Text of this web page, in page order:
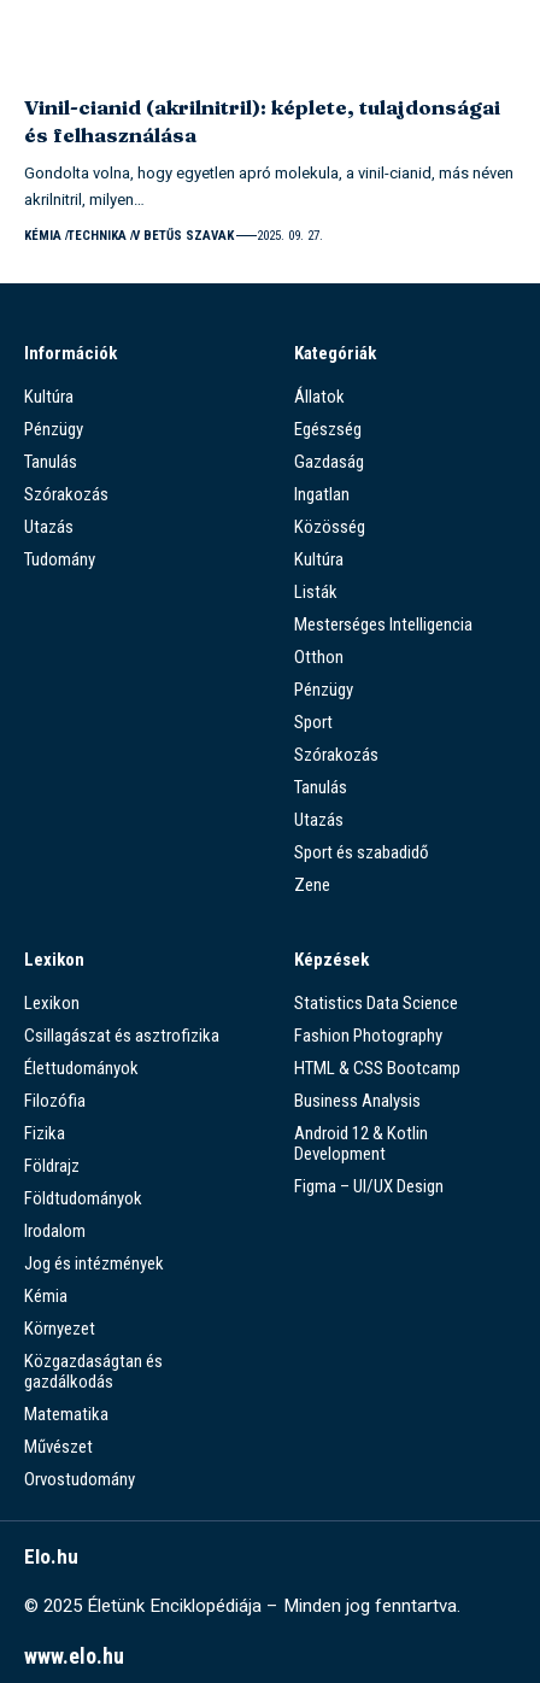
Vinil-cianid (akrilnitril): képlete, tulajdonságai
és felhasználása
Gondolta volna, hogy egyetlen apró molekula, a vinil-cianid, más néven
akrilnitril, milyen…
KÉMIA TECHNIKA V BETŰS SZAVAK 2025. 09. 27.
Információk
Kultúra
Pénzügy
Tanulás
Szórakozás
Utazás
Tudomány
Kategóriák
Állatok
Egészség
Gazdaság
Ingatlan
Közösség
Kultúra
Listák
Mesterséges Intelligencia
Otthon
Pénzügy
Sport
Szórakozás
Tanulás
Utazás
Sport és szabadidő
Zene
Lexikon
Lexikon
Csillagászat és asztrofizika
Élettudományok
Filozófia
Fizika
Földrajz
Földtudományok
Irodalom
Jog és intézmények
Kémia
Környezet
Közgazdaságtan és
gazdálkodás
Matematika
Művészet
Orvostudomány
Képzések
Statistics Data Science
Fashion Photography
HTML & CSS Bootcamp
Business Analysis
Android 12 & Kotlin
Development
Figma – UI/UX Design
Elo.hu
© 2025 Életünk Enciklopédiája – Minden jog fenntartva.
www.elo.hu